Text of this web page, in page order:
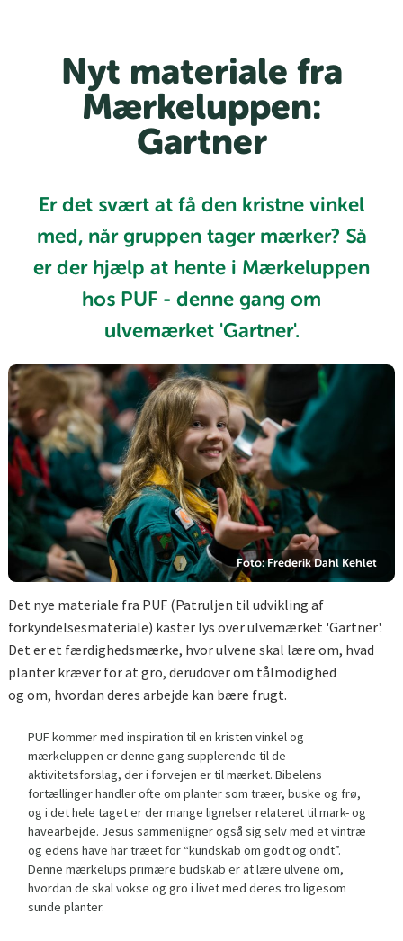
Nyt materiale fra
Mærkeluppen:
Gartner
Er det svært at få den kristne vinkel
med, når gruppen tager mærker? Så
er der hjælp at hente i Mærkeluppen
hos PUF - denne gang om
ulvemærket 'Gartner'.
Foto: Frederik Dahl Kehlet
Det nye materiale fra PUF (Patruljen til udvikling af
forkyndelsesmateriale) kaster lys over ulvemærket 'Gartner'.
Det er et færdighedsmærke, hvor ulvene skal lære om, hvad
planter kræver for at gro, derudover om tålmodighed
og om, hvordan deres arbejde kan bære frugt.
PUF kommer med inspiration til en kristen vinkel og
mærkeluppen er denne gang supplerende til de
aktivitetsforslag, der i forvejen er til mærket. Bibelens
fortællinger handler ofte om planter som træer, buske og frø,
og i det hele taget er der mange lignelser relateret til mark- og
havearbejde. Jesus sammenligner også sig selv med et vintræ
og edens have har træet for “kundskab om godt og ondt”.
Denne mærkelups primære budskab er at lære ulvene om,
hvordan de skal vokse og gro i livet med deres tro ligesom
sunde planter.